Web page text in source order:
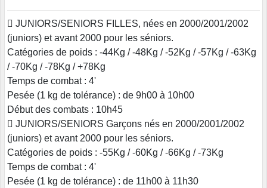
 JUNIORS/SENIORS FILLES, nées en 2000/2001/2002
(juniors) et avant 2000 pour les séniors.
Catégories de poids : -44Kg / -48Kg / -52Kg / -57Kg / -63Kg
/ -70Kg / -78Kg / +78Kg
Temps de combat : 4'
Pesée (1 kg de tolérance) : de 9h00 à 10h00
Début des combats : 10h45
 JUNIORS/SENIORS Garçons nés en 2000/2001/2002
(juniors) et avant 2000 pour les séniors.
Catégories de poids : -55Kg / -60Kg / -66Kg / -73Kg
Temps de combat : 4'
Pesée (1 kg de tolérance) : de 11h00 à 11h30